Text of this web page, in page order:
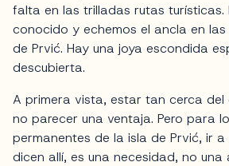
falta en las trilladas rutas turísticas.
conocido y echemos el ancla en
de Prvić. Hay una joya escondida
descubierta.
A primera vista, estar tan cerca del
no parecer una ventaja. Pero para
permanentes de la isla de Prvić, ir a
dicen allí, es una necesidad, no